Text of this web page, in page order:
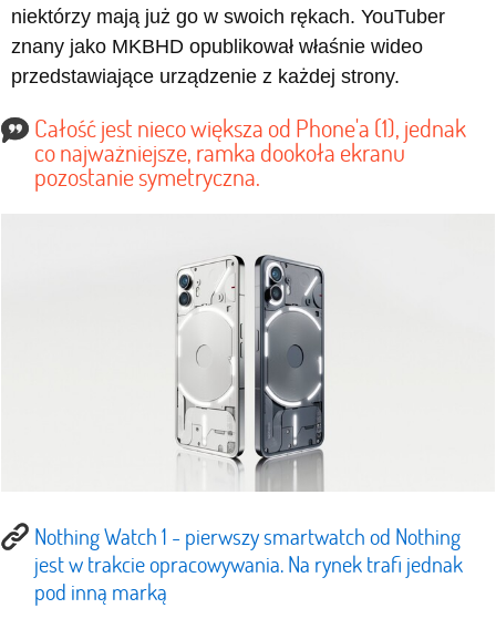
niektórzy mają już go w swoich rękach. YouTuber
znany jako MKBHD opublikował właśnie wideo
przedstawiające urządzenie z każdej strony.
Całość jest nieco większa od Phone'a (1), jednak
co najważniejsze, ramka dookoła ekranu
pozostanie symetryczna.
Nothing Watch 1 - pierwszy smartwatch od Nothing
jest w trakcie opracowywania. Na rynek trafi jednak
pod inną marką